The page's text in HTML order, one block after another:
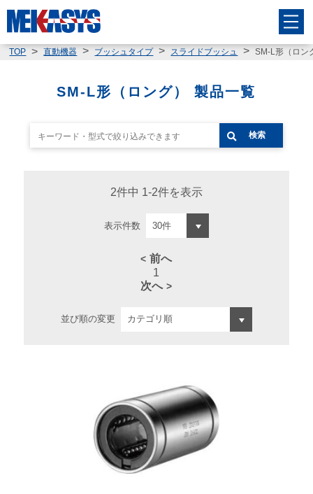
TOP 直動機器 ブッシュタイプ スライドブッシュ SM-L形（ロン
SM-L形（ロング） 製品一覧
検索
2件中 1-2件を表示
表示件数
前へ
1
次へ
並び順の変更